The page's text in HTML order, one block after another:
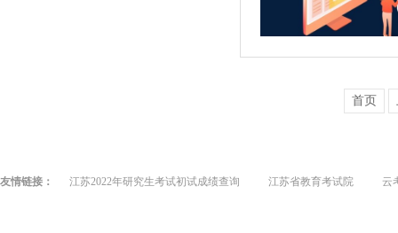
首页
友情链接： 江苏2022年研究生考试初试成绩查询 江苏省教育考试院 云